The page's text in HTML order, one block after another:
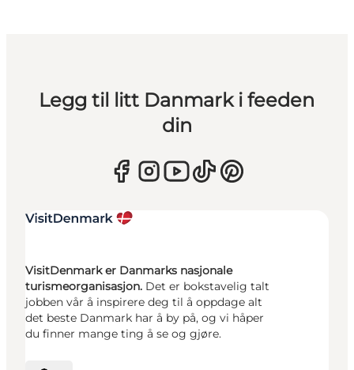
Legg til litt Danmark i feeden
din
VisitDenmark er Danmarks nasjonale
turismeorganisasjon. Det er bokstavelig talt
jobben vår å inspirere deg til å oppdage alt
det beste Danmark har å by på, og vi håper
du finner mange ting å se og gjøre.